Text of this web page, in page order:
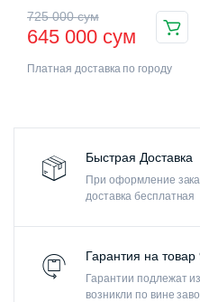
Быстрая Доставка
При оформление
доставка бесплатная
Гарантия на товар
Гарантии подлежат
возникли по вине
725 000сум
645 000 сум
Платная доставка по городу